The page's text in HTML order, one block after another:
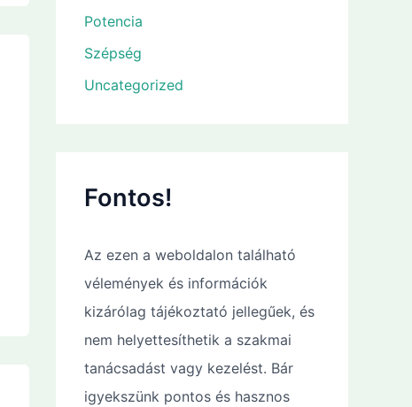
Potencia
Szépség
Uncategorized
Fontos!
Az ezen a weboldalon található
vélemények és információk
kizárólag tájékoztató jellegűek, és
nem helyettesíthetik a szakmai
tanácsadást vagy kezelést. Bár
igyekszünk pontos és hasznos